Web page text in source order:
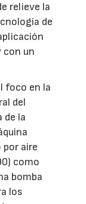
relieve la
de
con un
foco en la
del
de la
aire
como
bomba
los